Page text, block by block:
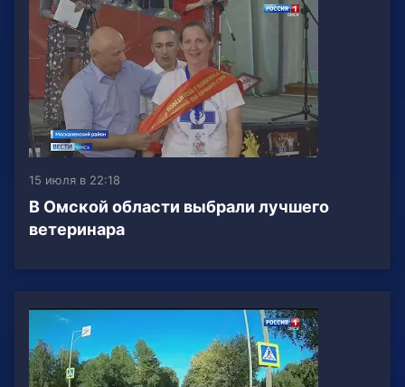
15 июля в 22:18
В Омской области выбрали лучшего
ветеринара